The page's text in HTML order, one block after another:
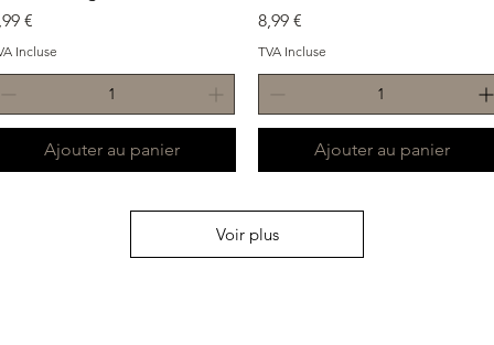
€
Incluse
Ajouter au panier
Prix
8,99 €
TVA Incluse
Ajouter au panier
Voir plus